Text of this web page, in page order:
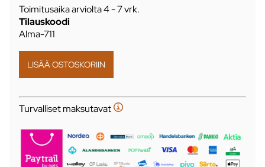
Toimitusaika arviolta4 - 7 vrk.
Tilauskoodi
Alma-711
Turvalliset maksutavat